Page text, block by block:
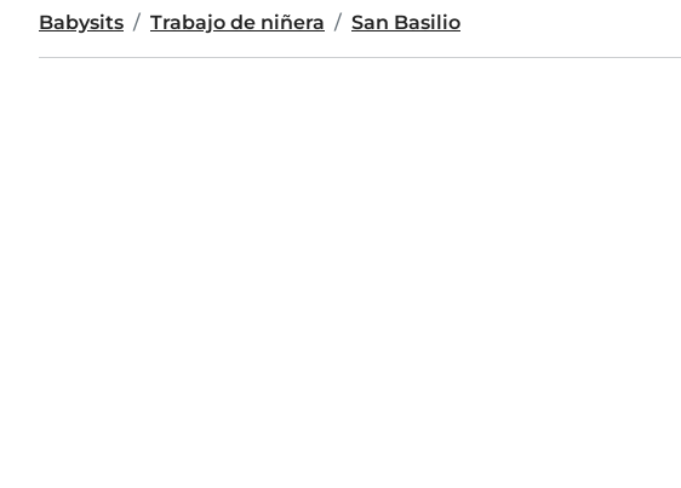
Babysits Trabajo de niñera San Basilio